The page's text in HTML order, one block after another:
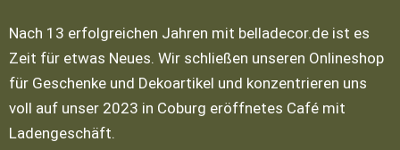
Nach 13 erfolgreichen Jahren mit belladecor.de ist es
Zeit für etwas Neues. Wir schließen unseren Onlineshop
für Geschenke und Dekoartikel und konzentrieren uns
voll auf unser 2023 in Coburg eröffnetes Café mit
Ladengeschäft.